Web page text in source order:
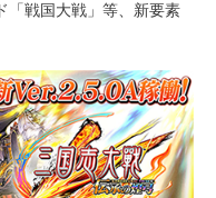
「戦国大戦」等、新要素